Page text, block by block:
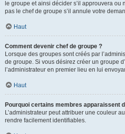
le groupe et ainsi décider s’il approuvera ou
pas le chef de groupe s’il annule votre
Haut
Comment devenir chef de groupe ?
Lorsque des groupes sont créés par
de groupe. Si vous désirez créer un groupe
l’administrateur en premier lieu en lui
Haut
Pourquoi certains membres apparaissent
L’administrateur peut attribuer une couleur
rendre facilement identifiables.